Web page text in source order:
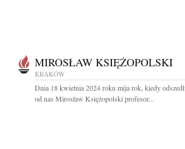
MIROSŁAW KSIĘŻOPOLSKI
KRAKÓW
Dnia 18 kwietnia 2024 roku mija rok, kiedy odszedł
od nas Mirosław Księżopolski profesor...